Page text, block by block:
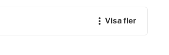
visa fler